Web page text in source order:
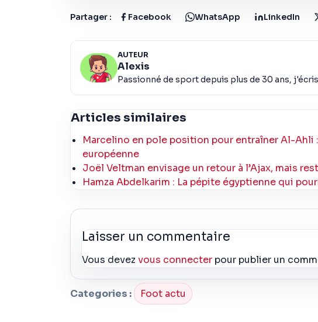
Partager : Facebook WhatsApp LinkedIn
AUTEUR
Alexis
Passionné de sport depuis plus de 30 ans,
Articles similaires
Marcelino en pole position pour entraîner Al-Ahli
européenne
Joël Veltman envisage un retour à l’Ajax, mais
Hamza Abdelkarim : La pépite égyptienne qui
Laisser un commentaire
Vous devezvous connecter pour publier un
Categories : Foot actu